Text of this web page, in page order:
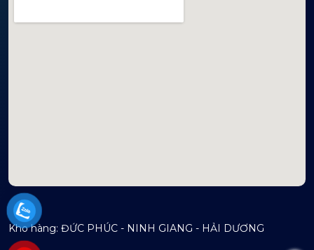
mapembeds.com
Kho hàng: ĐỨC PHÚC - NINH GIANG - HẢI DƯƠNG